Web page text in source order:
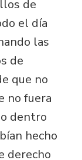
de
el día
las
de
que no
no fuera
dentro
hecho
derecho